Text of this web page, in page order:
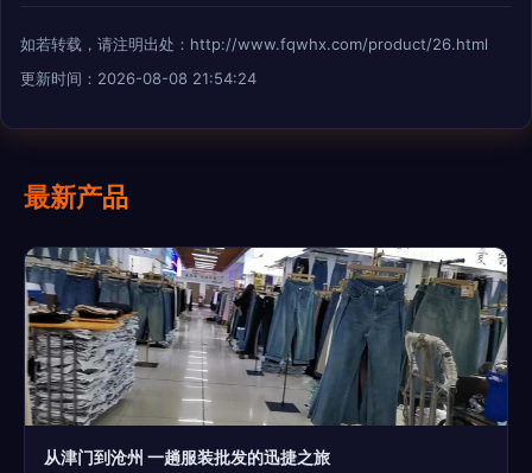
如若转载，请注明出处：http://www.fqwhx.com/product/26.html
更新时间：2026-08-08 21:54:24
最新产品
从津门到沧州 一趟服装批发的迅捷之旅